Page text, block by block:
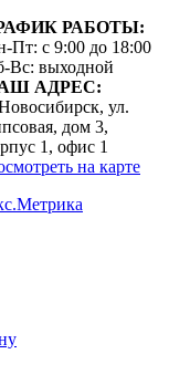
РАБОТЫ:
Пт: с 9:00 до 18:00
Вс: выходной
АДРЕС:
ул.
дом 3,
1, офис 1
на карте